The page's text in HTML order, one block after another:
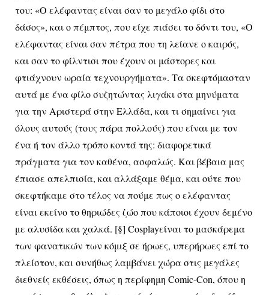
του: «Ο ελέφαντας είναι σαν το μεγάλο φίδι στο
δάσος», και ο πέμπτος, που είχε πιάσει το δόντι του, «Ο
ελέφαντας είναι σαν πέτρα που τη λείανε ο καιρός,
και σαν το φίλντισι που έχουν οι μάστορες και
φτιάχνουν ωραία τεχνουργήματα». Τα σκεφτόμασταν
αυτά με ένα φίλο συζητώντας λιγάκι στα μηνύματα
για την Αριστερά στην Ελλάδα, και τι σημαίνει για
όλους αυτούς (τους πάρα πολλούς) που είναι με τον
ένα ή τον άλλο τρόπο κοντά της: διαφορετικά
πράγματα για τον καθένα, ασφαλώς. Και βέβαια μας
έπιασε απελπισία, και αλλάξαμε θέμα, και ούτε που
σκεφτήκαμε στο τέλος να πούμε πως ο ελέφαντας
είναι εκείνο το θηριώδες ζώο που κάποιοι έχουν δεμένο
με αλυσίδα και χαλκά. [§] Cosplayείναι το μασκάρεμα
των φανατικών των κόμιξ σε ήρωες, υπερήρωες επί το
πλείστον, και συνήθως λαμβάνει χώρα στις μεγάλες
διεθνείς εκθέσεις, όπως η περίφημη Comic-Con, όπου η